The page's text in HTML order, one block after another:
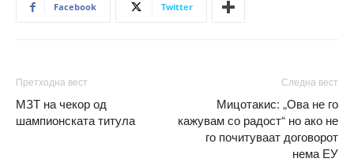
Facebook Twitter
Претходна вест
МЗТ на чекор од
шампионската титула
Следна вест
Мицотакис: „Ова не го
кажувам со радост“ но ако не
го почитуваат договорот
нема ЕУ